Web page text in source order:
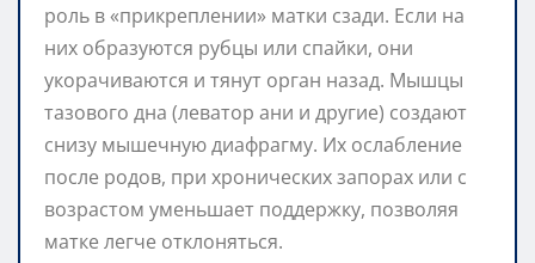
роль в «прикреплении» матки сзади. Если на
них образуются рубцы или спайки, они
укорачиваются и тянут орган назад. Мышцы
тазового дна (леватор ани и другие) создают
снизу мышечную диафрагму. Их ослабление
после родов, при хронических запорах или с
возрастом уменьшает поддержку, позволяя
матке легче отклоняться.